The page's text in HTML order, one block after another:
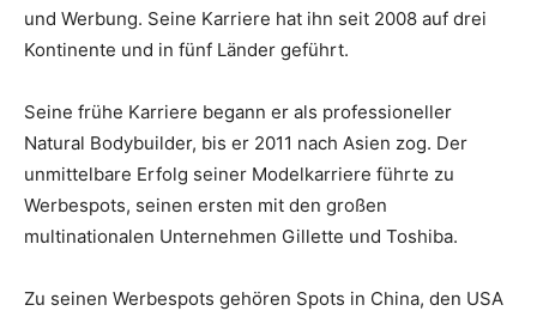
und Werbung. Seine Karriere hat ihn seit 2008 auf drei
Kontinente und in fünf Länder geführt.
Seine frühe Karriere begann er als professioneller
Natural Bodybuilder, bis er 2011 nach Asien zog. Der
unmittelbare Erfolg seiner Modelkarriere führte zu
Werbespots, seinen ersten mit den großen
multinationalen Unternehmen Gillette und Toshiba.
Zu seinen Werbespots gehören Spots in China, den USA